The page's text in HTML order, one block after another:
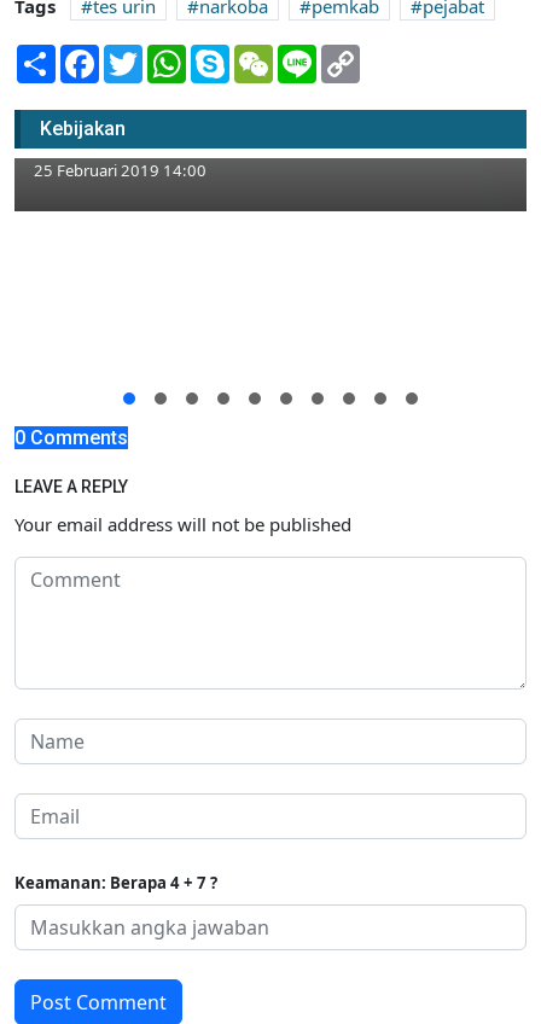
Tags tes urin narkoba pemkab
pejabat
Share Facebook
TwitterWhatsApp
SkypeWeChatLine
Kebijakan
Pemkab Siapkan Dana APBD 9,4 Miliar
untuk Pilkades Serentak
25 Februari 2019 14:00
0 Comments
LEAVE A REPLY
Your email address will not be published
Keamanan: Berapa 4 + 7 ?
Post Comment